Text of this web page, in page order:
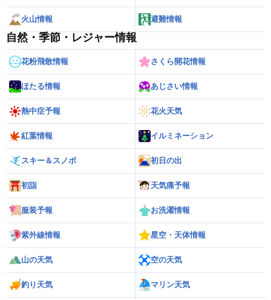
火山情報 避難情報
自然・季節・レジャー情報
花粉飛散情報 さくら開花情報
ほたる情報 あじさい情報
熱中症予報 花火天気
紅葉情報 イルミネーション
スキー＆スノボ 初日の出
初詣 天気痛予報
服装予報 お洗濯情報
紫外線情報 星空・天体情報
山の天気 空の天気
釣り天気 マリン天気